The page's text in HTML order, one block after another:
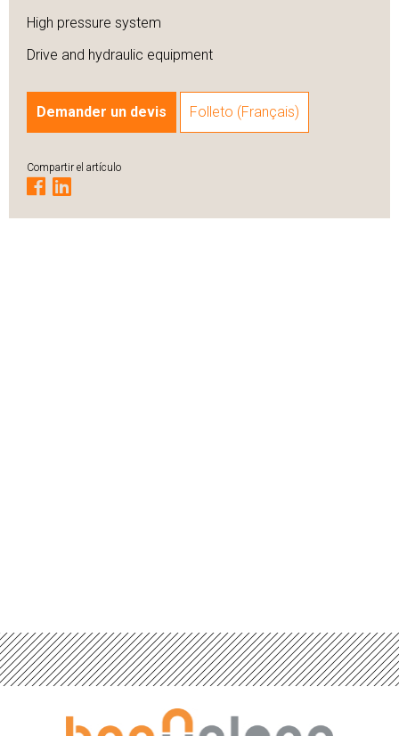
High pressure system
Drive and hydraulic equipment
Demander un devis Folleto (Français)
Compartir el artículo